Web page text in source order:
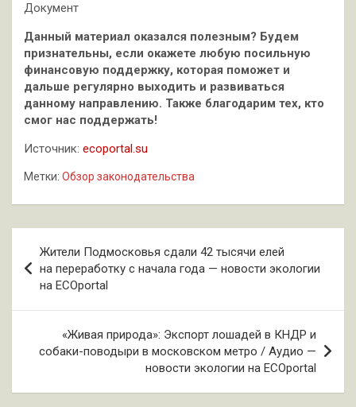
Документ
Данный материал оказался полезным? Будем
признательны, если окажете любую посильную
финансовую поддержку, которая поможет и
дальше регулярно выходить и развиваться
данному направлению. Также благодарим тех, кто
смог нас поддержать!
Источник: ecoportal.su
Метки: Обзор законодательства
по
записям
Жители Подмосковья сдали 42 тысячи елей
на переработку с начала года — новости экологии
на ECOportal
«Живая природа»: Экспорт лошадей в КНДР и
собаки-поводыри в московском метро / Аудио —
новости экологии на ECOportal